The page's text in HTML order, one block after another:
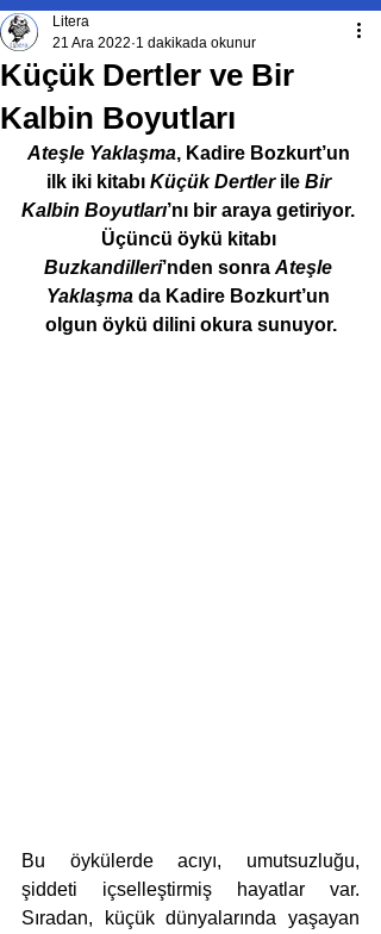
Küçük Dertler ve Bir
Kalbin Boyutları
Litera
21 Ara 2022 1 dakikada okunur
Ateşle Yaklaşma, Kadire Bozkurt’un
ilk iki kitabı Küçük Dertler ile Bir
Kalbin Boyutları’nı bir araya getiriyor.
Üçüncü öykü kitabı
Buzkandilleri’nden sonra Ateşle
Yaklaşma da Kadire Bozkurt’un
olgun öykü dilini okura sunuyor.
Bu öykülerde acıyı, umutsuzluğu,
şiddeti içselleştirmiş hayatlar var.
Sıradan, küçük dünyalarında yaşayan